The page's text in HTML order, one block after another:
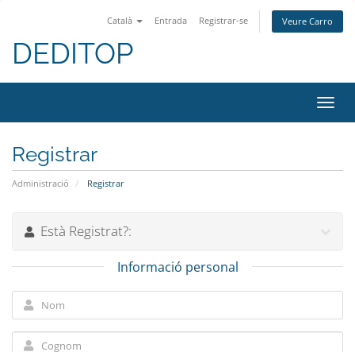
Català Entrada Registrar-se Veure Carro
DEDITOP
la
Registrar
Administració Registrar
Està Registrat?:
Informació personal